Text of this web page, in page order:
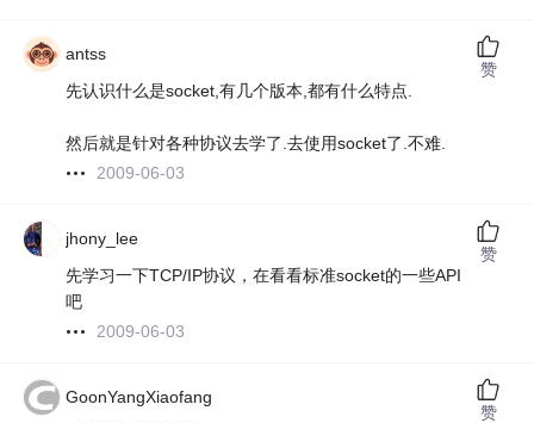
antss
先认识什么是socket,有几个版本,都有什么特点.
然后就是针对各种协议去学了.去使用socket了.不难.
2009-06-03
赞
jhony_lee
先学习一下TCP/IP协议，在看看标准socket的一些API
吧
2009-06-03
赞
GoonYangXiaofang
赞